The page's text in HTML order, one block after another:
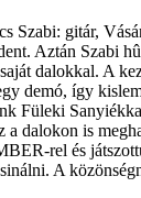
Szabi: gitár,
Aztán Szabi
dalokkal. A
demó, így
Füleki
dalokon is
rel és
A